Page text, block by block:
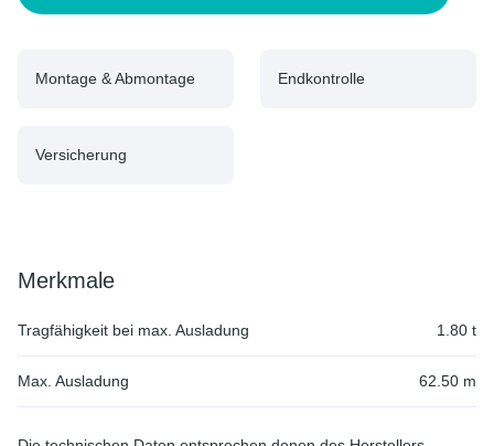
Montage & Abmontage Endkontrolle
Versicherung
Merkmale
Tragfähigkeit bei max. Ausladung 1.80 t
Max. Ausladung 62.50 m